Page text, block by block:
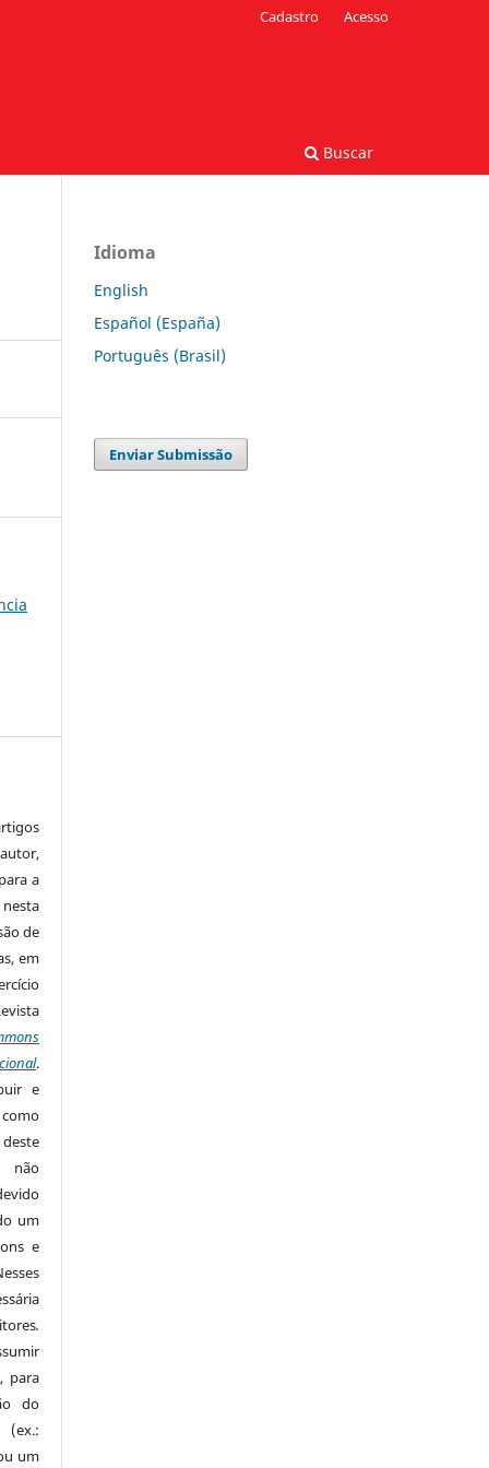
Buscar
Cadastro Acesso
a
de
em
.
e
não
um
e
.
para
do
(ex.:
um
Idioma
English
Español (España)
Português (Brasil)
Enviar Submissão